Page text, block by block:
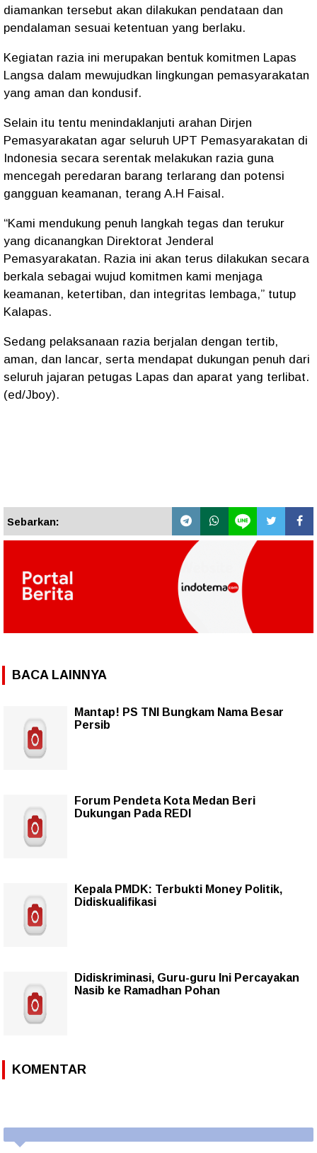
diamankan tersebut akan dilakukan pendataan dan
pendalaman sesuai ketentuan yang berlaku.
Kegiatan razia ini merupakan bentuk komitmen Lapas
Langsa dalam mewujudkan lingkungan pemasyarakatan
yang aman dan kondusif.
Selain itu tentu menindaklanjuti arahan Dirjen
Pemasyarakatan agar seluruh UPT Pemasyarakatan di
Indonesia secara serentak melakukan razia guna
mencegah peredaran barang terlarang dan potensi
gangguan keamanan, terang A.H Faisal.
“Kami mendukung penuh langkah tegas dan terukur
yang dicanangkan Direktorat Jenderal
Pemasyarakatan. Razia ini akan terus dilakukan secara
berkala sebagai wujud komitmen kami menjaga
keamanan, ketertiban, dan integritas lembaga,” tutup
Kalapas.
Sedang pelaksanaan razia berjalan dengan tertib,
aman, dan lancar, serta mendapat dukungan penuh dari
seluruh jajaran petugas Lapas dan aparat yang terlibat.
(ed/Jboy).
Sebarkan:
BACA LAINNYA
Mantap! PS TNI Bungkam Nama Besar
Persib
Forum Pendeta Kota Medan Beri
Dukungan Pada REDI
Kepala PMDK: Terbukti Money Politik,
Didiskualifikasi
Didiskriminasi, Guru-guru Ini Percayakan
Nasib ke Ramadhan Pohan
KOMENTAR